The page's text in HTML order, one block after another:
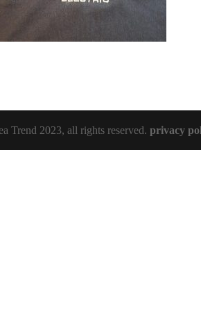
Trend 2023, all rights reserved.privacy